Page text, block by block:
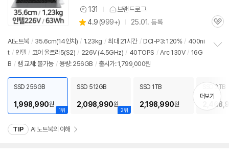
상
품
견
131 브랜드로그
별
점
4.9 (상
리
뷰
999+) 25.01. 등록
관
AI노트북 / 35.6cm(14인치) / 1.23kg / 최대 21시간 / DCI-P3: 120% / 400ni
t / 인텔 / 코어 울트라5(S2) / 226V (4.5GHz) / 40TOPS / Arc 130V / 16G
B / 램 교체: 불가능 / 용량: 256GB / 출시가: 1,799,000원
치
기
1위
SSD 256GB
1,998,990원
2위
SSD 512GB
2,098,990원
SSD 1TB
2,198,990원
SSD 2TB
더보기
TIP AI 노트북의 이해
세부정보 열기/접기